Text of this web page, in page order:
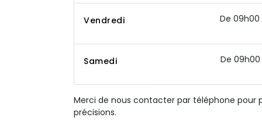
Vendredi De 09h00
Samedi De 09h00
Merci de nous contacter par téléphone pour
précisions.